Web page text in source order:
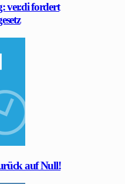
ver.di fordert
auf Null!